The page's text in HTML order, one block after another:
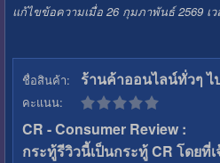
แก้ไขข้อความเมื่อ 26 กุมภาพันธ์ 2569 เว
ชื่อสินค้า: ร้านค้าออนไลน์ทั่วๆ ไ
คะแนน:
CR - Consumer Review :
กระทู้รีวิวนี้เป็นกระทู้ CR โดยที่